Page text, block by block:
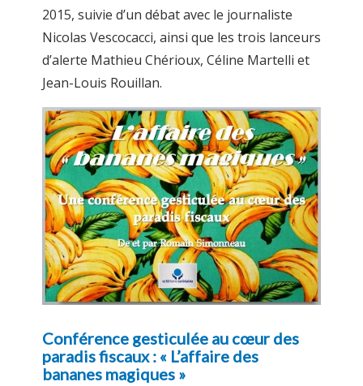
2015, suivie d’un débat avec le journaliste
Nicolas Vescocacci, ainsi que les trois lanceurs
d’alerte Mathieu Chérioux, Céline Martelli et
Jean-Louis Rouillan.
Conférence gesticulée au cœur des
paradis fiscaux : « L’affaire des
bananes magiques »